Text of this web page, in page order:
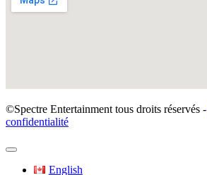
©Spectre Entertainment tous droits réservés -
confidentialité
English